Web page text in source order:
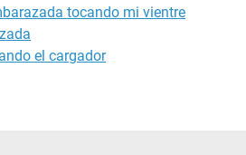
tocando mi vientre
el cargador